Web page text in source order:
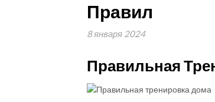
Правил
8 января 2024
Правильная